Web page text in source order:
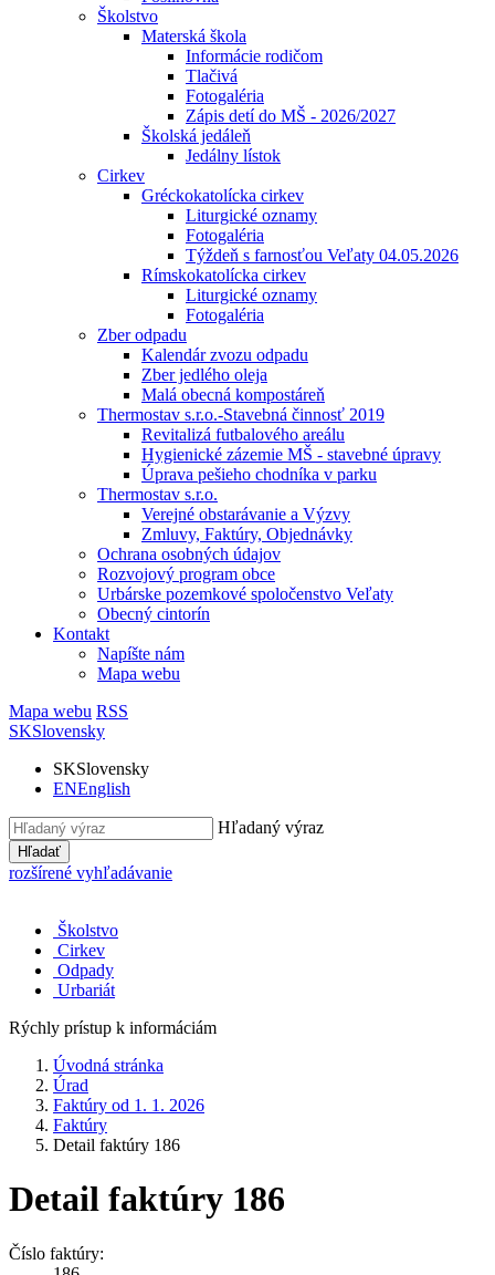
Školstvo
Materská škola
Informácie rodičom
Tlačivá
Fotogaléria
Zápis detí do MŠ - 2026/2027
Školská jedáleň
Jedálny lístok
Cirkev
Gréckokatolícka cirkev
Liturgické oznamy
Fotogaléria
Týždeň s farnosťou Veľaty 04.05.2026
Rímskokatolícka cirkev
Liturgické oznamy
Fotogaléria
Zber odpadu
Kalendár zvozu odpadu
Zber jedlého oleja
Malá obecná kompostáreň
Thermostav s.r.o.-Stavebná činnosť 2019
Revitalizá futbalového areálu
Hygienické zázemie MŠ - stavebné úpravy
Úprava pešieho chodníka v parku
Thermostav s.r.o.
Verejné obstarávanie a Výzvy
Zmluvy, Faktúry, Objednávky
Ochrana osobných údajov
Rozvojový program obce
Urbárske pozemkové spoločenstvo Veľaty
Obecný cintorín
Kontakt
Napíšte nám
Mapa webu
Mapa webu RSS
SKSlovensky
SKSlovensky
ENEnglish
Hľadaný výraz
Hľadať
rozšírené vyhľadávanie
Školstvo
Cirkev
Odpady
Urbariát
Rýchly prístup k informáciám
Úvodná stránka
Úrad
Faktúry od 1. 1. 2026
Faktúry
Detail faktúry 186
Detail faktúry 186
Číslo faktúry: